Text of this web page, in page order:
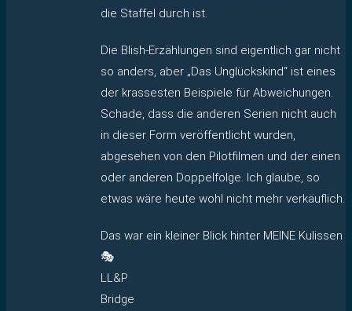
die Staffel durch ist.
Die Blish-Erzählungen sind eigentlich gar nicht
so anders, aber „Das Unglückskind“ ist eines
der krassesten Beispiele für Abweichungen.
Schade, dass die anderen Serien nicht auch
in dieser Form veröffentlicht wurden,
abgesehen von den Pilotfilmen und der einen
oder anderen Doppelfolge. Ich glaube, so
etwas wäre heute wohl nicht mehr verkäuflich.
Das war ein kleiner Blick hinter MEINE Kulissen
🎭
LL&P
Bridge